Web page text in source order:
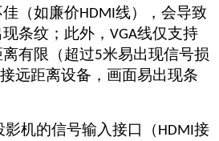
（如廉价HDMI线），会导致
条纹；此外， VGA线仅支持
有限（超过5米易出现信号损
远距离设备，画面易出现条
机的信号输入接口（ HDMI接